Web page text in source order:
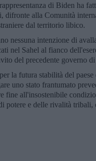
di Biden ha
alla Comunità
dal territorio libico.
nessuna intenzione di
nel Sahel al fianco
del precedente governo
la futura stabilità del
uno stato frantumato
fine all'insostenibile
potere e delle rivalità